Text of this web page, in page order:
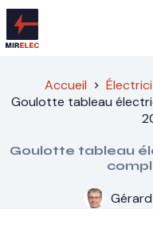
Passer
contenu
Accueil
Goulotte tableau
Goulotte tableau